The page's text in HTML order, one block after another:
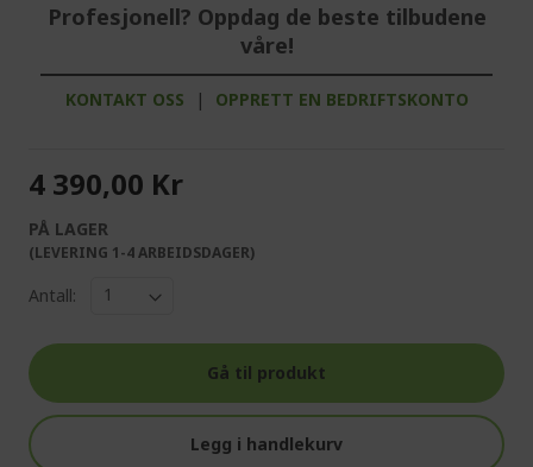
Profesjonell? Oppdag de beste tilbudene
våre!
KONTAKT OSS | OPPRETT EN BEDRIFTSKONTO
4 390,00 Kr
PÅ LAGER
(LEVERING 1-4 ARBEIDSDAGER)
Antall:
Gå til produkt
Legg i handlekurv